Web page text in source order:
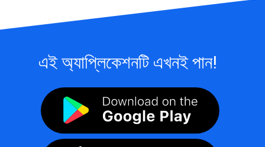
এই অ্যাপ্লিকেশনটি এখনই পান!